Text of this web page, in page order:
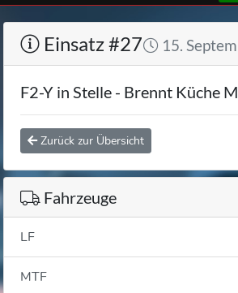
Einsatz #27 15.
F2-Y in Stelle - Brennt Küche
Zurück zur Übersicht
Fahrzeuge
LF
MTF